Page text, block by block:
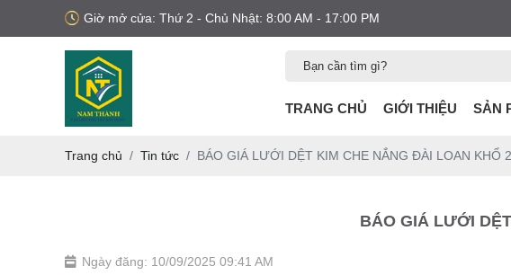
Giờ mở cửa: Thứ 2 - Chủ Nhật: 8:00 AM - 17:00 PM
TRANG CHỦ GIỚI THIỆU SẢN
Trang chủ Tin tức BÁO GIÁ LƯỚI DỆT KIM CHE NẮNG ĐÀI LOAN KHỔ
BÁO GIÁ LƯỚI
Ngày đăng: 10/09/2025 09:41 AM